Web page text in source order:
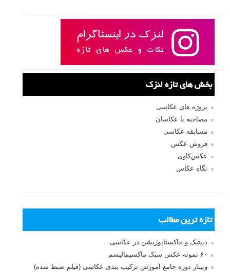
بخش های تازه لنزک
پروژه های عکاسی
مصاحبه با عکاسان
مسابقه عکاسی
فروش عکس
عکس‌کاوی
نگاه عکاس
تازه ترین مطالب
دیپتیک و جاکستا‌پوزیشن در عکاسی
۶۰ نمونه عکس سبک ماکسیمالیسم
وبینار دوره جامع آموزش ترکیب بندی عکاسی (فیلم ضبط شده)